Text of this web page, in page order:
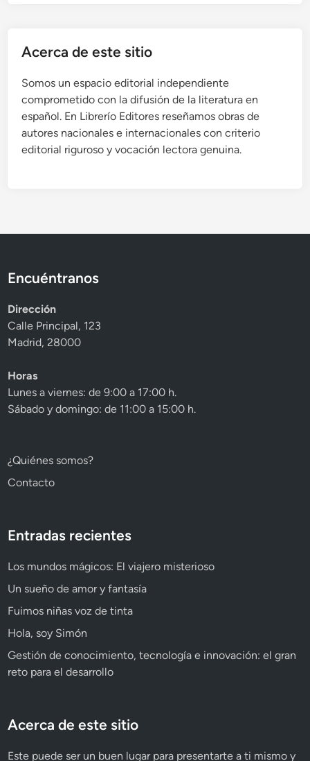
Acerca de este sitio
Somos un espacio editorial independiente
comprometido con la difusión de la literatura en
español. En Librerío Editores reseñamos obras de
autores nacionales e internacionales con criterio
editorial riguroso y vocación lectora genuina.
Encuéntranos
Dirección
Calle Principal, 123
Madrid, 28000
Horas
Lunes a viernes: de 9:00 a 17:00 h.
Sábado y domingo: de 11:00 a 15:00 h.
¿Quiénes somos?
Contacto
Entradas recientes
Los mundos mágicos: El viajero misterioso
Un sueño de amor y fantasía
Fuimos niñas voz de tinta
Hola, soy Simón
Gestión de conocimiento, tecnología e innovación: el gran
reto para el desarrollo
Acerca de este sitio
Este puede ser un buen lugar para presentarte a ti mismo y